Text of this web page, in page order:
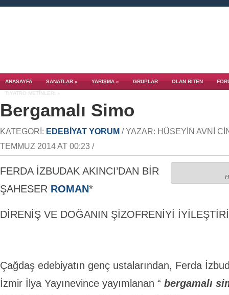
ANASAYFA SANATLAR» YARIŞMA» GRUPLAR OLAN BITEN
TIYATRO METINLERI »
Bergamalı Simo
KATEGORI: EDEBIYAT YORUM / YAZAR: HÜSEYIN AVNI
TEMMUZ 2014 AT 00:23 /
FERDA İZBUDAK AKINCI’DAN BİR
ŞAHESER ROMAN*
DİRENİŞ VE DOĞANIN ŞİZOFRENİYİ
Çağdaş edebiyatın genç ustalarından, Ferda
İzmir İlya Yayınevince yayımlanan “ bergamalı